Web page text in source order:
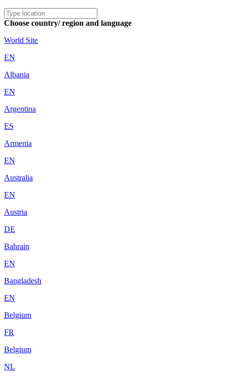
Choose country/ region and language
World Site
EN
Albania
EN
Argentina
ES
Armenia
EN
Australia
EN
Austria
DE
Bahrain
EN
Bangladesh
EN
Belgium
FR
Belgium
NL